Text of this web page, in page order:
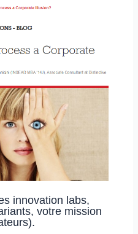
innovation labs,
votre mission